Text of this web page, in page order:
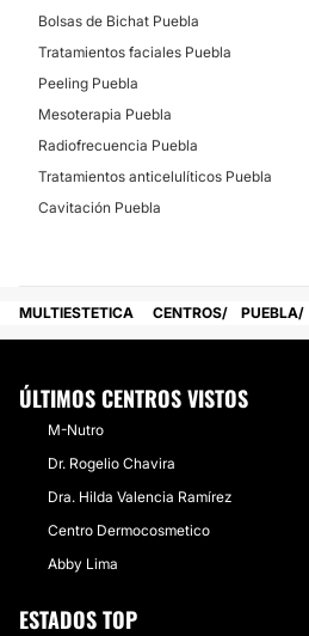
Bolsas de Bichat Puebla
Tratamientos faciales Puebla
Peeling Puebla
Mesoterapia Puebla
Radiofrecuencia Puebla
Tratamientos anticelulíticos Puebla
Cavitación Puebla
MULTIESTETICA CENTROS PUEBLA
ÚLTIMOS CENTROS VISTOS
M-Nutro
Dr. Rogelio Chavira
Dra. Hilda Valencia Ramírez
Centro Dermocosmetico
Abby Lima
ESTADOS TOP